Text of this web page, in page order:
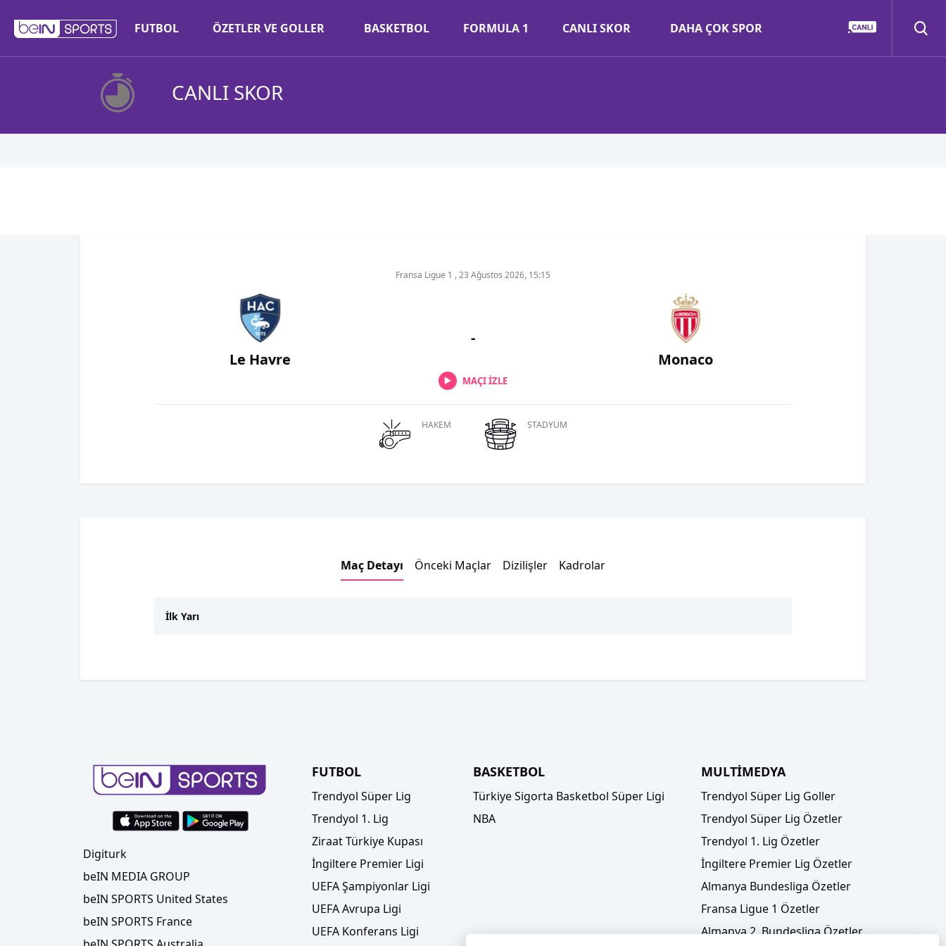
FUTBOL ÖZETLER VE GOLLER BASKETBOL FORMULA 1 CANLI SKOR DAHA ÇOK SPOR
CANLI SKOR
Fransa Ligue 1 , 23 Ağustos 2026, 15:15
Le Havre
-
MAÇI İZLE
Monaco
HAKEM STADYUM
Maç Detayı Önceki Maçlar Dizilişler Kadrolar
İlk Yarı
Digiturk
beIN MEDIA GROUP
beIN SPORTS United States
beIN SPORTS France
FUTBOL
Trendyol Süper Lig
Trendyol 1. Lig
Ziraat Türkiye Kupası
İngiltere Premier Ligi
UEFA Şampiyonlar Ligi
UEFA Avrupa Ligi
UEFA Konferans Ligi
BASKETBOL
Türkiye Sigorta Basketbol Süper Ligi
NBA
MULTİMEDYA
Trendyol Süper Lig Goller
Trendyol Süper Lig Özetler
Trendyol 1. Lig Özetler
İngiltere Premier Lig Özetler
Almanya Bundesliga Özetler
Fransa Ligue 1 Özetler
Almanya 2. Bundesliga Özetler